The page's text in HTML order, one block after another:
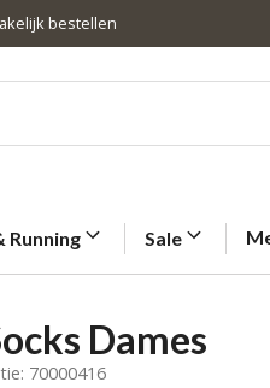
bestellen
Running Sale
Dames
70000416